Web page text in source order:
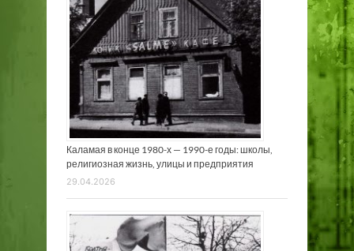
Каламая в конце 1980-х — 1990-е годы: школы,
религиозная жизнь, улицы и предприятия
29.04.2026